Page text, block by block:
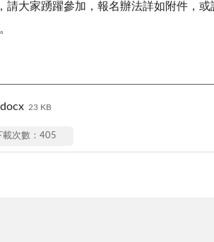
請大家踴躍參加，報名辦法詳如附件，
23 KB
載次數：405